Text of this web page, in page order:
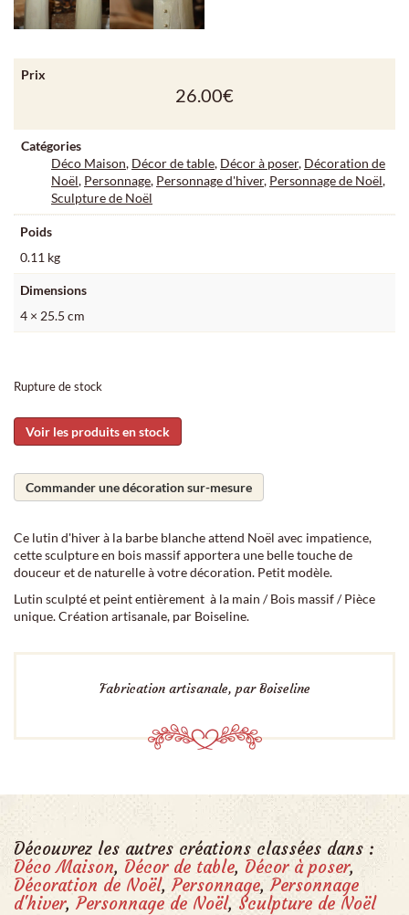
Prix
26.00€
Catégories
Déco Maison, Décor de table, Décor à poser, Décoration de
Noël, Personnage, Personnage d'hiver, Personnage de Noël,
Sculpture de Noël
Poids
0.11 kg
Dimensions
4 × 25.5 cm
Rupture de stock
Voir les produits en stock
Commander une décoration sur-mesure
Ce lutin d'hiver à la barbe blanche attend Noël avec impatience,
cette sculpture en bois massif apportera une belle touche de
douceur et de naturelle à votre décoration. Petit modèle.
Lutin sculpté et peint entièrement à la main / Bois massif / Pièce
unique. Création artisanale, par Boiseline.
Fabrication artisanale, par Boiseline
Découvrez les autres créations classées dans :
Déco Maison, Décor de table, Décor à poser,
Décoration de Noël,Personnage,Personnage
d'hiver,Personnage de Noël, Sculpture de Noël